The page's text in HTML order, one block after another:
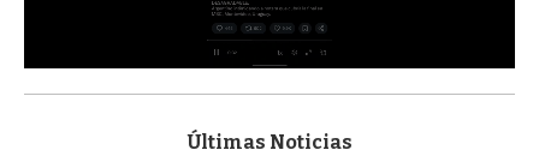
s
Últimas Noticias